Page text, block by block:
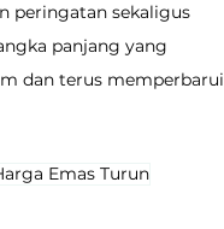
peringatan sekaligus
panjang yang
dan terus memperbarui
Emas Turun